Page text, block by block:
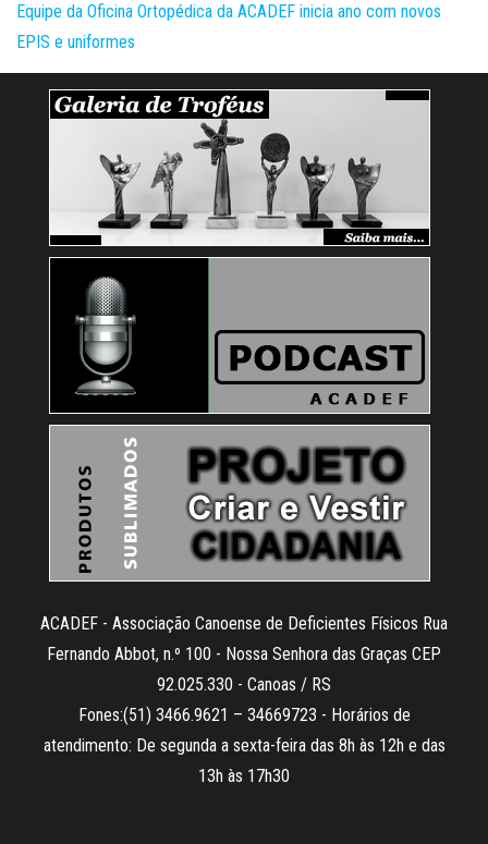
Equipe da Oficina Ortopédica da ACADEF inicia ano com novos
EPIS e uniformes
ACADEF - Associação Canoense de Deficientes Físicos Rua
Fernando Abbot, n.º 100 - Nossa Senhora das Graças CEP
92.025.330 - Canoas / RS
Fones:(51) 3466.9621 – 34669723 - Horários de
atendimento: De segunda a sexta-feira das 8h às 12h e das
13h às 17h30